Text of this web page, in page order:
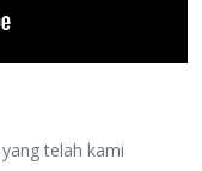
telah kami